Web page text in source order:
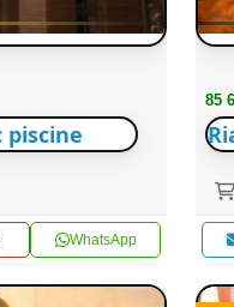
piscine
WhatsApp
85